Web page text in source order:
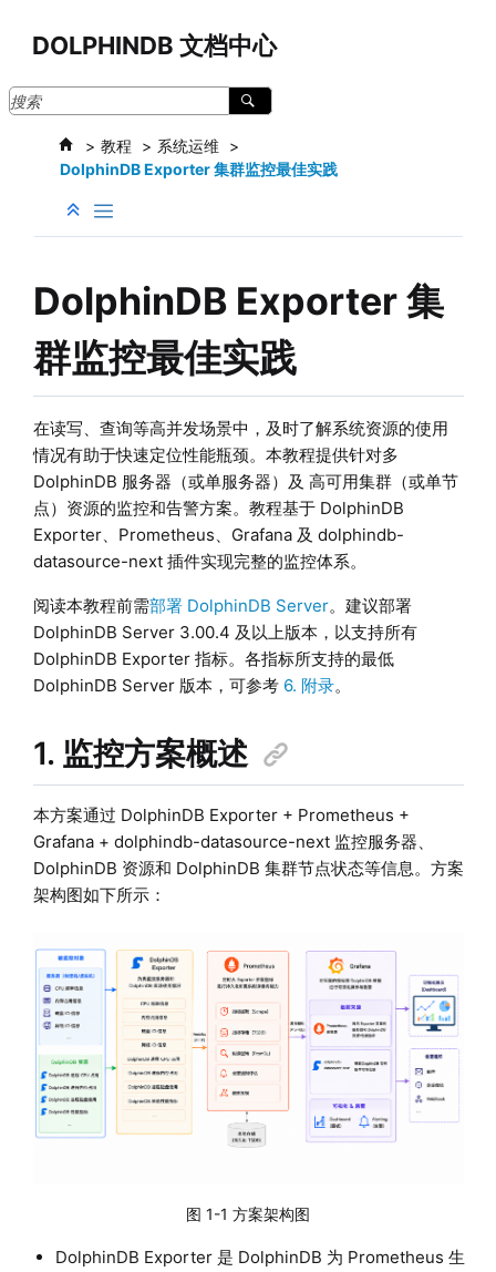
DOLPHINDB 文档中心
教程
系统运维
DolphinDB Exporter 集群监控最佳实践
DolphinDB Exporter 集
群监控最佳实践
在读写、查询等高并发场景中，及时了解系统资源的使用
情况有助于快速定位性能瓶颈。本教程提供针对多
DolphinDB 服务器（或单服务器）及 高可用集群（或单节
点）资源的监控和告警方案。教程基于 DolphinDB
Exporter、Prometheus、Grafana 及 dolphindb-
datasource-next 插件实现完整的监控体系。
阅读本教程前需部署 DolphinDB Server。建议部署
DolphinDB Server 3.00.4 及以上版本，以支持所有
DolphinDB Exporter 指标。各指标所支持的最低
DolphinDB Server 版本，可参考 6. 附录。
1. 监控方案概述
本方案通过 DolphinDB Exporter + Prometheus +
Grafana + dolphindb-datasource-next 监控服务器、
DolphinDB 资源和 DolphinDB 集群节点状态等信息。方案
架构图如下所示：
图 1-1 方案架构图
DolphinDB Exporter 是 DolphinDB 为 Prometheus 生